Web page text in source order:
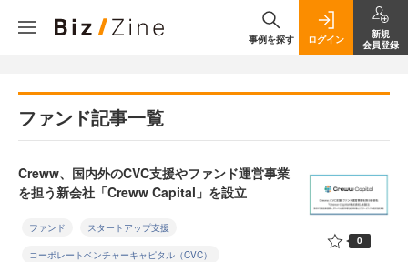
事例を探す ログイン
新規
会員登録
ファンド記事一覧
Creww、国内外のCVC支援やファンド運営事業
を担う新会社「Creww Capital」を設立
ファンド スタートアップ支援
コーポレートベンチャーキャピタル（CVC）
0